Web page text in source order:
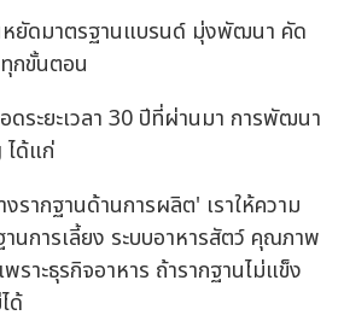
ยัดมาตรฐานแบรนด์ มุ่งพัฒนา คัด
กขั้นตอน
ดระยะเวลา 30 ปีที่ผ่านมา การพัฒนา
ได้แก่
รากฐานด้านการผลิต' เราให้ความ
นการเลี้ยง ระบบอาหารสัตว์ คุณภาพ
ราะธุรกิจอาหาร ถ้ารากฐานไม่แข็ง
ด้